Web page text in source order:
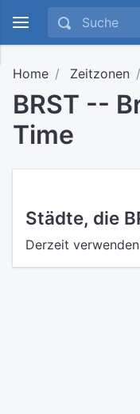
Home Zeitzonen
BRST --
Time
Städte, die
Derzeit